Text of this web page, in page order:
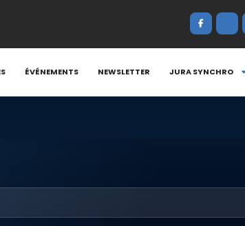
ÉVÉNEMENTS NEWSLETTER JURA SYNCHRO